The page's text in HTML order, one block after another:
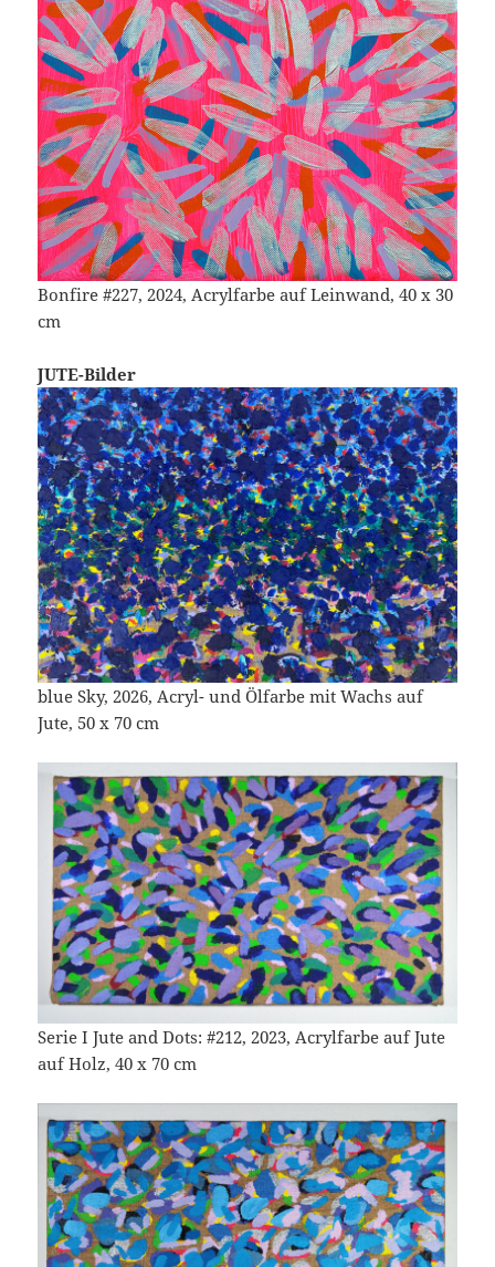
Bonfire #227, 2024, Acrylfarbe auf Leinwand, 40 x 30
cm
JUTE-Bilder
blue Sky, 2026, Acryl- und Ölfarbe mit Wachs auf
Jute, 50 x 70 cm
Serie I Jute and Dots: #212, 2023, Acrylfarbe auf Jute
auf Holz, 40 x 70 cm